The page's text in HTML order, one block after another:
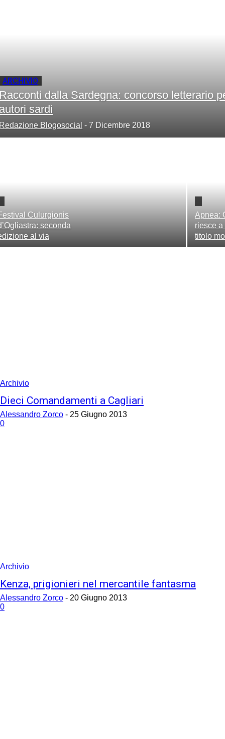
ARCHIVIO
dalla Sardegna: concorso letterario
sardi
Blogosocial - 7 Dicembre 2018
Culurgionis
seconda
al via
Apnea:
riesce
titolo
Archivio
Dieci Comandamenti a Cagliari
Alessandro Zorco - 25 Giugno 2013
0
Archivio
Kenza, prigionieri nel mercantile fantasma
Alessandro Zorco - 20 Giugno 2013
0